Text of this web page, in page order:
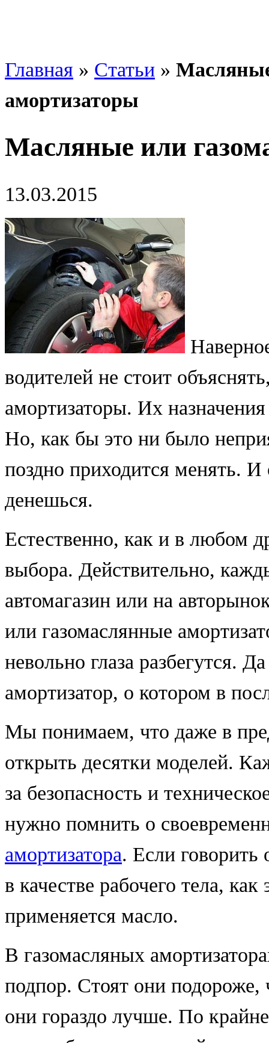
Главная » Статьи »
амортизаторы
Масляные или
13.03.2015
водителей не стоит
амортизаторы. Их
Но, как бы это ни было
поздно приходится менять.
денешься.
Естественно, как и в любом
выбора. Действительно,
автомагазин или на
или газомаслянные
невольно глаза разбегутся.
амортизатор, о котором в
Мы понимаем, что даже в
открыть десятки моделей.
за безопасность и
нужно помнить о
амортизатора. Если говорить
в качестве рабочего тела,
применяется масло.
В газомасляных
подпор. Стоят они
они гораздо лучше. По